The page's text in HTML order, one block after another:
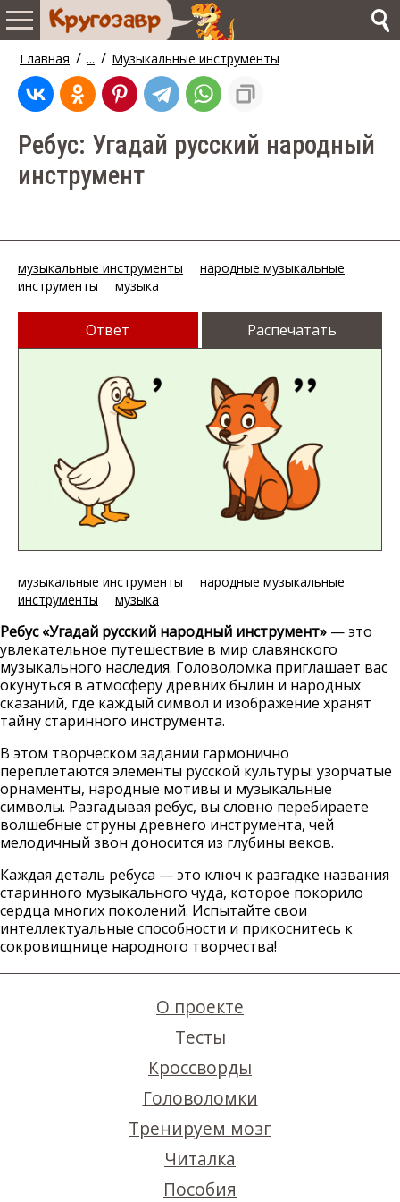
Главная / ... / Музыкальные инструменты
Ребус: Угадай русский народный
инструмент
музыкальные инструменты
народные музыкальные
инструменты
музыка
Ответ Распечатать
музыкальные инструменты
народные музыкальные
инструменты
музыка
Ребус «Угадай русский народный инструмент» — это
увлекательное путешествие в мир славянского
музыкального наследия. Головоломка приглашает вас
окунуться в атмосферу древних былин и народных
сказаний, где каждый символ и изображение хранят
тайну старинного инструмента.
В этом творческом задании гармонично
переплетаются элементы русской культуры: узорчатые
орнаменты, народные мотивы и музыкальные
символы. Разгадывая ребус, вы словно перебираете
волшебные струны древнего инструмента, чей
мелодичный звон доносится из глубины веков.
Каждая деталь ребуса — это ключ к разгадке названия
старинного музыкального чуда, которое покорило
сердца многих поколений. Испытайте свои
интеллектуальные способности и прикоснитесь к
сокровищнице народного творчества!
О проекте
Тесты
Кроссворды
Головоломки
Тренируем мозг
Читалка
Пособия